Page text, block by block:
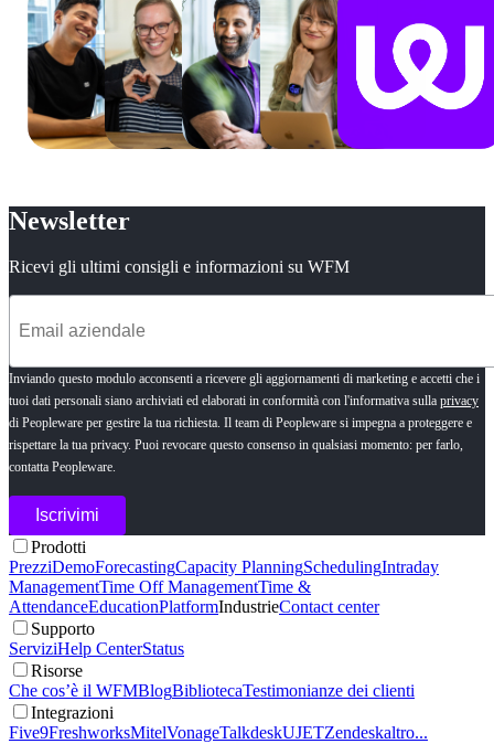
Newsletter
Ricevi gli ultimi consigli e informazioni su WFM
Inviando questo modulo acconsenti a ricevere gli aggiornamenti di marketing e accetti che i
tuoi dati personali siano archiviati ed elaborati in conformità con l'informativa sulla privacy
di Peopleware per gestire la tua richiesta. Il team di Peopleware si impegna a proteggere e
rispettare la tua privacy. Puoi revocare questo consenso in qualsiasi momento: per farlo,
contatta Peopleware.
Prodotti
PrezziDemoForecastingCapacity PlanningSchedulingIntraday
ManagementTime Off ManagementTime &
AttendanceEducationPlatformIndustrieContact center
Supporto
ServiziHelp CenterStatus
Risorse
Che cos’è il WFMBlogBibliotecaTestimonianze dei clienti
Integrazioni
Five9FreshworksMitelVonageTalkdeskUJETZendeskaltro...